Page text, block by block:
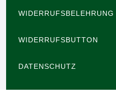
WIDERRUFSBELEHRUNG
WIDERRUFSBUTTON
DATENSCHUTZ